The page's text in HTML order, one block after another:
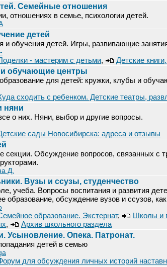
Семейные отношения
отношениях в семье, психологии детей.
детей
и обучения детей. Игры, развивающие
- мастерим с детьми, Детские
и обучающие центры
для детей: кружки, клубы и
сходить с ребенком. Детские театры,
няни
о них. Няни, выбор и другие вопросы.
сады Новосибирска: адреса и отзывы
секции. Обсуждение вопросов, связанных с
Д.
Вузы и ссузы, студенчество
учеба. Вопросы воспитания и развития
обсуждение вузов и ссузов, как
образование. Экстернат,
Школы и
, Архив школьного раздела
Усыновление. Опека. Патронат.
детей в семью
для обсуждения личных историй